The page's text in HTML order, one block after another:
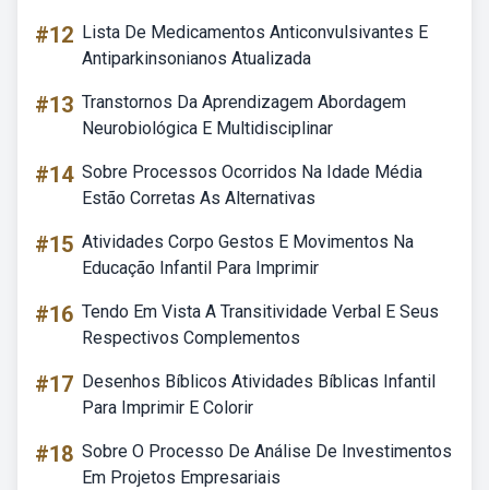
#12 Lista De Medicamentos Anticonvulsivantes E
Antiparkinsonianos Atualizada
#13 Transtornos Da Aprendizagem Abordagem
Neurobiológica E Multidisciplinar
#14 Sobre Processos Ocorridos Na Idade Média
Estão Corretas As Alternativas
#15 Atividades Corpo Gestos E Movimentos Na
Educação Infantil Para Imprimir
#16 Tendo Em Vista A Transitividade Verbal E Seus
Respectivos Complementos
#17 Desenhos Bíblicos Atividades Bíblicas Infantil
Para Imprimir E Colorir
#18 Sobre O Processo De Análise De Investimentos
Em Projetos Empresariais